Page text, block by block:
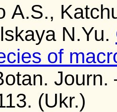
A.S.,
N.Yu.
of
(Ukr.)